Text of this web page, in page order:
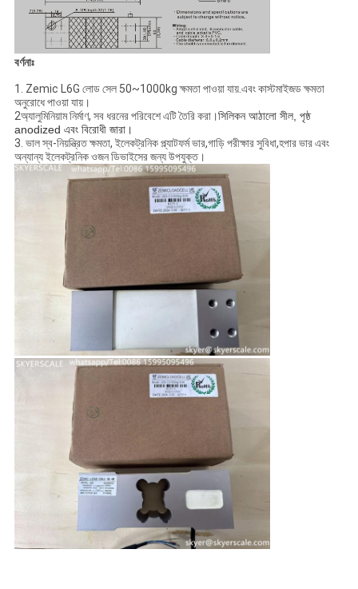
বর্ণনাঃ
1. Zemic L6G লোড সেল 50~1000kg ক্ষমতা পাওয়া যায়.এবং কাস্টমাইজড ক্ষমতা
অনুরোধে পাওয়া যায়।
2অ্যালুমিনিয়াম নির্মাণ, সব ধরনের পরিবেশে এটি তৈরি করা।সিলিকন আঠালো সীল, পৃষ্ঠ
anodized এবং বিরোধী জারা।
3. ভাল স্ব-নিয়ন্ত্রিত ক্ষমতা, ইলেকট্রনিক প্ল্যাটফর্ম ভার,গাড়ি পরীক্ষার সুবিধা,হপার ভার এবং
অন্যান্য ইলেকট্রনিক ওজন ডিভাইসের জন্য উপযুক্ত।